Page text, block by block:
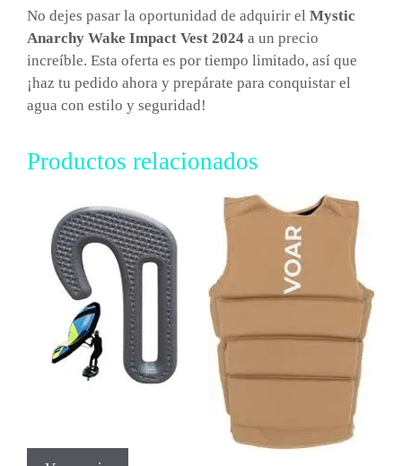
No dejes pasar la oportunidad de adquirir el Mystic
Anarchy Wake Impact Vest 2024 a un precio
increíble. Esta oferta es por tiempo limitado, así que
¡haz tu pedido ahora y prepárate para conquistar el
agua con estilo y seguridad!
Productos relacionados